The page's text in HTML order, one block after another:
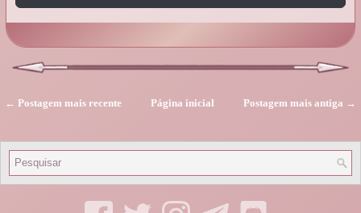
← Postagem mais recente Postagem mais antiga →
Página inicial